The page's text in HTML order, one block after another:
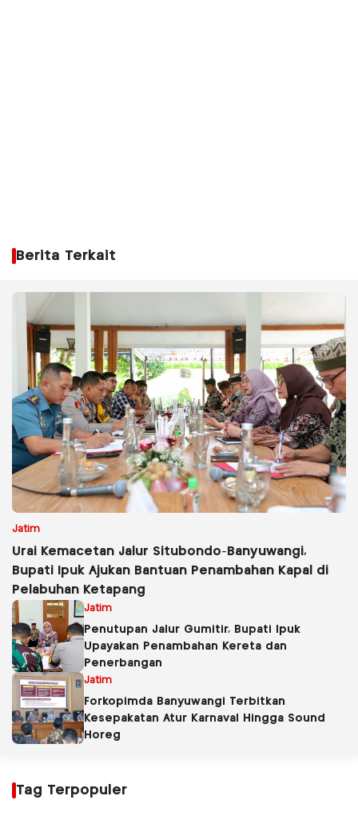
Berita Terkait
Jatim
Urai Kemacetan Jalur Situbondo-Banyuwangi,
Bupati Ipuk Ajukan Bantuan Penambahan Kapal di
Pelabuhan Ketapang
Jatim
Penutupan Jalur Gumitir, Bupati Ipuk
Upayakan Penambahan Kereta dan
Penerbangan
Jatim
Forkopimda Banyuwangi Terbitkan
Kesepakatan Atur Karnaval Hingga Sound
Horeg
Tag Terpopuler